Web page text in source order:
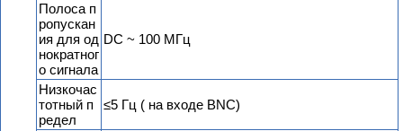
Полоса п
ропускан
ия для од
нократног
о сигнала
DC ~ 100 МГц
Низкочас
тотный п
редел
≤5 Гц ( на входе BNC)